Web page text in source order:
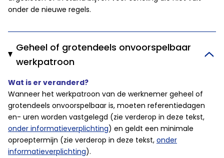
onder de nieuwe regels.
Geheel of grotendeels onvoorspelbaar
werkpatroon
Wat is er veranderd?
Wanneer het werkpatroon van de werknemer geheel of
grotendeels onvoorspelbaar is, moeten referentiedagen
en- uren worden vastgelegd (zie verderop in deze tekst,
onder informatieverplichting) en geldt een minimale
oproeptermijn (zie verderop in deze tekst, onder
informatieverplichting).